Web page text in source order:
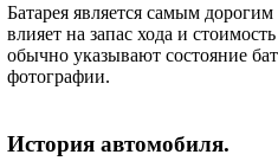
Батарея является самым
влияет на запас хода и
обычно указывают состояние
фотографии.
История автомобиля.